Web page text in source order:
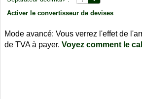
Activer le convertisseur de devises
Mode avancé: Vous verrez l'effet de
de TVA à payer. Voyez comment le